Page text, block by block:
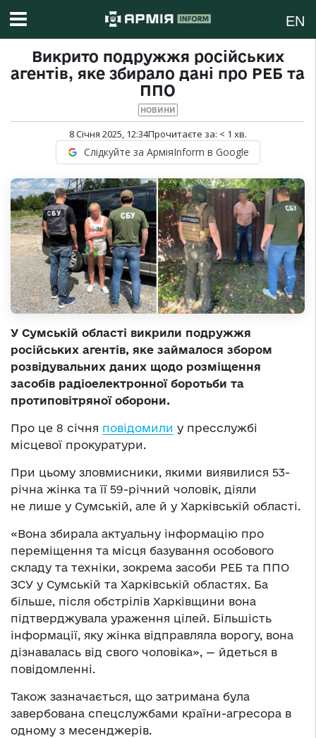
EN
Викрито подружжя російських
агентів, яке збирало дані про РЕБ та
ППО
НОВИНИ
8 Січня 2025, 12:34Прочитаєте за: < 1 хв.
Слідкуйте за АрміяInform в Google
У Сумській області викрили подружжя
російських агентів, яке займалося збором
розвідувальних даних щодо розміщення
засобів радіоелектронної боротьби та
протиповітряної оборони.
Про це 8 січня повідомили у пресслужбі
місцевої прокуратури.
При цьому зловмисники, якими виявилися 53-
річна жінка та її 59-річний чоловік, діяли
не лише у Сумській, але й у Харківській області.
«Вона збирала актуальну інформацію про
переміщення та місця базування особового
складу та техніки, зокрема засоби РЕБ та ППО
ЗСУ у Сумській та Харківській областях. Ба
більше, після обстрілів Харківщини вона
підтверджувала ураження цілей. Більшість
інформації, яку жінка відправляла ворогу, вона
дізнавалась від свого чоловіка», — йдеться в
повідомленні.
Також зазначається, що затримана була
завербована спецслужбами країни-агресора в
одному з месенджерів.